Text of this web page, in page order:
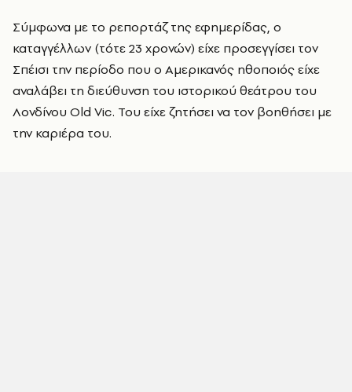
Σύμφωνα με το ρεπορτάζ της εφημερίδας, ο
καταγγέλλων (τότε 23 χρονών) είχε προσεγγίσει τον
Σπέισι την περίοδο που ο Αμερικανός ηθοποιός είχε
αναλάβει τη διεύθυνση του ιστορικού θεάτρου του
Λονδίνου Old Vic. Του είχε ζητήσει να τον βοηθήσει με
την καριέρα του.